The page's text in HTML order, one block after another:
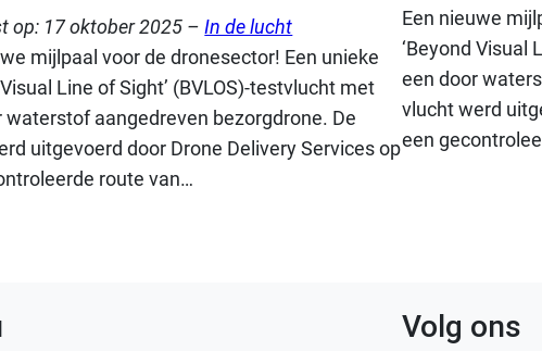
op: 17 oktober 2025 –In de lucht
mijlpaal voor de dronesector! Een unieke
Line of Sight’ (BVLOS)-testvlucht met
waterstof aangedreven bezorgdrone. De
uitgevoerd door Drone Delivery Services op
route van…
Een nieuwe
‘Beyond Visual
een door
vlucht werd
een
Volg ons